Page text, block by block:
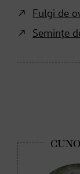
Fulgi de
Semințe